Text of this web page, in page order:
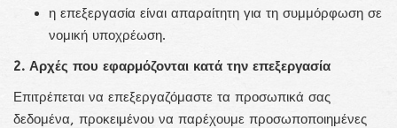
η επεξεργασία είναι απαραίτητη για τη συμμόρφωση σε
νομική υποχρέωση.
2. Αρχές που εφαρμόζονται κατά την επεξεργασία
Επιτρέπεται να επεξεργαζόμαστε τα προσωπικά σας
δεδομένα, προκειμένου να παρέχουμε προσωποποιημένες